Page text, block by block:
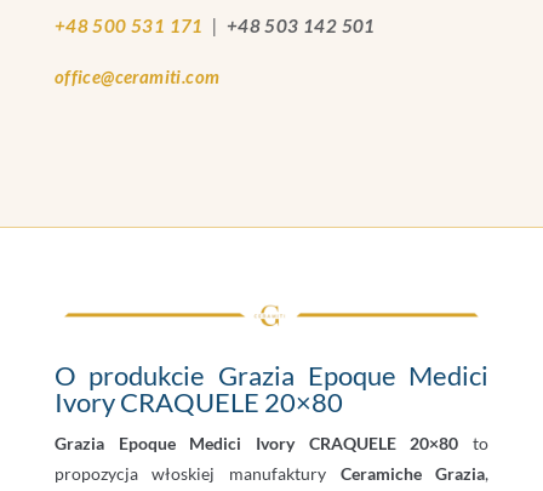
+48 500 531 171 | +48 503 142 501
office@ceramiti.com
O produkcie Grazia Epoque Medici
Ivory CRAQUELE 20×80
Grazia Epoque Medici Ivory CRAQUELE 20×80 to
propozycja włoskiej manufaktury Ceramiche Grazia,